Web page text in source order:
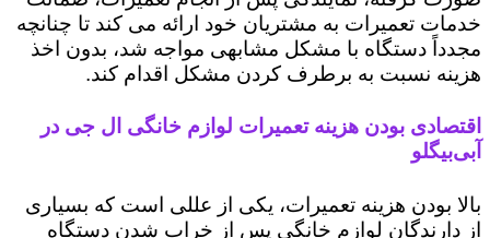
خدمات تعمیرات به مشتریان خود ارائه می کند تا چنانچه
مجدداً دستگاه با مشکل مشابهی مواجه شد، بدون اخذ
هزینه نسبت به برطرف کردن مشکل اقدام کند.
اقتصادی بودن هزینه تعمیرات لوازم خانگی ال جی در
آبی‌بیگلو
بالا بودن هزینه تعمیرات، یکی از عللی است که بسیاری
از دارندگان لوازم خانگی پس از خراب شدن دستگاه